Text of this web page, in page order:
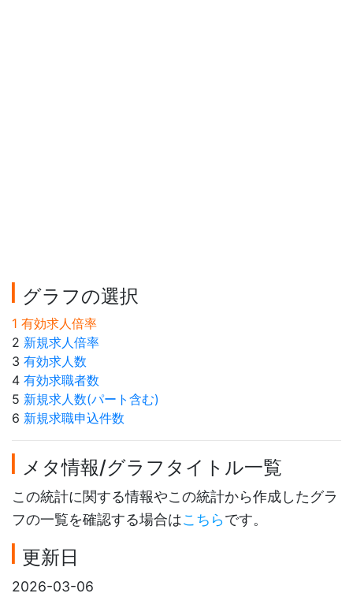
グラフの選択
1 有効求人倍率
2 新規求人倍率
3 有効求人数
4 有効求職者数
5 新規求人数(パート含む)
6 新規求職申込件数
メタ情報/グラフタイトル一覧
この統計に関する情報やこの統計から作成したグラ
フの一覧を確認する場合はこちらです。
更新日
2026-03-06